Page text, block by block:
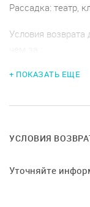
Рассадка: театр,
Условия
15 дней до
заказа
+ ПОКАЗАТЬ ЕЩЕ
УСЛОВИЯ
Уточняйте